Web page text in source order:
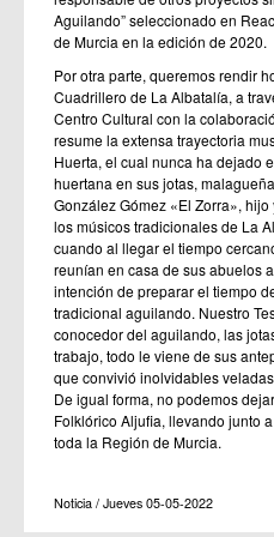
Aguilando” seleccionado en
de Murcia en la edición de 2020.
Por otra parte, queremos rendir
Cuadrillero de La Albatalía, a
Centro Cultural con la
resume la extensa trayectoria
Huerta, el cual nunca ha dejado
huertana en sus jotas,
González Gómez «El Zorra»,
los músicos tradicionales de La
cuando al llegar el tiempo
reunían en casa de sus abuelos
intención de preparar el tiempo
tradicional aguilando. Nuestro
conocedor del aguilando, las
trabajo, todo le viene de sus
que convivió inolvidables
De igual forma, no podemos
Folklórico Aljufia, llevando junto
toda la Región de Murcia.
Noticia / Jueves 05-05-2022